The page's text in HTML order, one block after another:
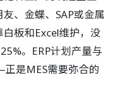
、金蝶、SAP或金属
板和Excel维护，没
。ERP计划产量与
是MES需要弥合的